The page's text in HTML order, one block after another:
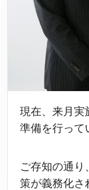
現在、来月実
準備を行って
ご存知の通
策が義務化さ